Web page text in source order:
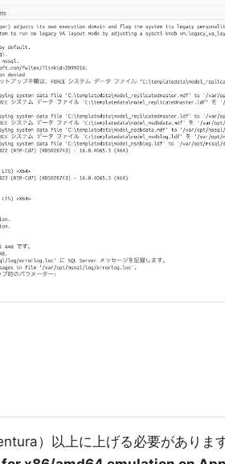
）以上に上げる必要があります